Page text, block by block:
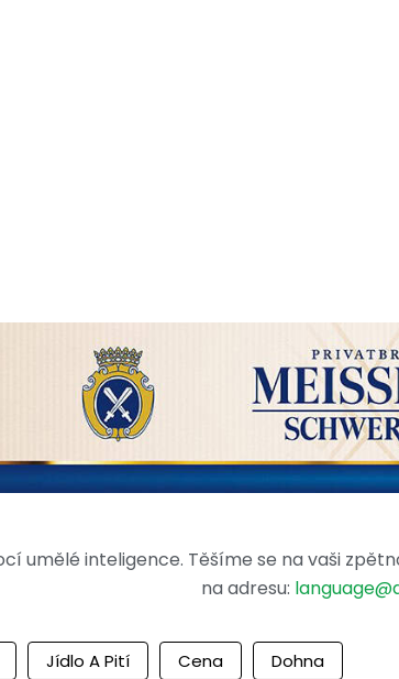
umělé inteligence. Těšíme se na vaši
na adresu:
Jídlo A Pití Cena Dohna